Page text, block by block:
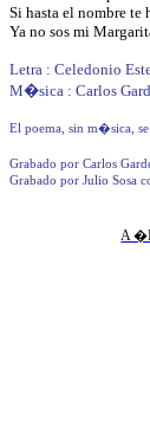
Si hasta el nombre te
Ya no sos mi
Letra : Celedonio
M�sica : Carlos
El poema, sin m�sica,
Grabado por Carlos
Grabado por Julio Sosa
A